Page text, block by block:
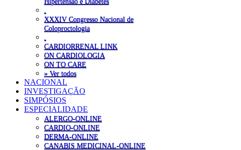
XXXIV Congresso Nacional de
Coloproctologia
CARDIORRENAL LINK
ON CARDIOLOGIA
ON TO CARE
» Ver todos
NACIONAL
INVESTIGAÇÃO
SIMPÓSIOS
ESPECIALIDADE
ALERGO-ONLINE
CARDIO-ONLINE
DERMA-ONLINE
CANABIS MEDICINAL-ONLINE